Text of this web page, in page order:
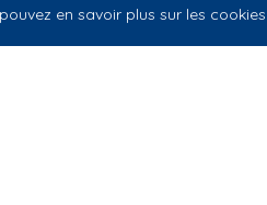
en savoir plus sur les